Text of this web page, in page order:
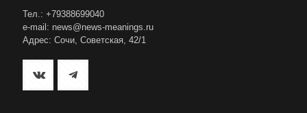
Тел.: +79388699040
e-mail: news@news-meanings.ru
Адрес: Сочи, Советская, 42/1